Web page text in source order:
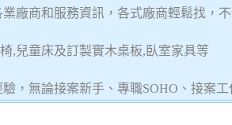
廠商和服務資訊，各式廠商輕鬆找，
,兒童床及訂製實木桌板,臥室家具等
，無論接案新手、專職SOHO、接案